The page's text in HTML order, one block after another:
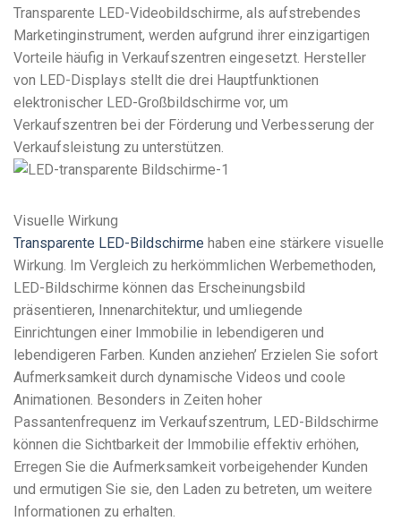
Transparente LED-Videobildschirme, als aufstrebendes
Marketinginstrument, werden aufgrund ihrer einzigartigen
Vorteile häufig in Verkaufszentren eingesetzt. Hersteller
von LED-Displays stellt die drei Hauptfunktionen
elektronischer LED-Großbildschirme vor, um
Verkaufszentren bei der Förderung und Verbesserung der
Verkaufsleistung zu unterstützen.
Visuelle Wirkung
Transparente LED-Bildschirme haben eine stärkere visuelle
Wirkung. Im Vergleich zu herkömmlichen Werbemethoden,
LED-Bildschirme können das Erscheinungsbild
präsentieren, Innenarchitektur, und umliegende
Einrichtungen einer Immobilie in lebendigeren und
lebendigeren Farben. Kunden anziehen’ Erzielen Sie sofort
Aufmerksamkeit durch dynamische Videos und coole
Animationen. Besonders in Zeiten hoher
Passantenfrequenz im Verkaufszentrum, LED-Bildschirme
können die Sichtbarkeit der Immobilie effektiv erhöhen,
Erregen Sie die Aufmerksamkeit vorbeigehender Kunden
und ermutigen Sie sie, den Laden zu betreten, um weitere
Informationen zu erhalten.